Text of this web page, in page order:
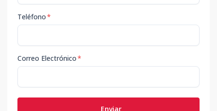
Teléfono*
Correo Electrónico*
Enviar